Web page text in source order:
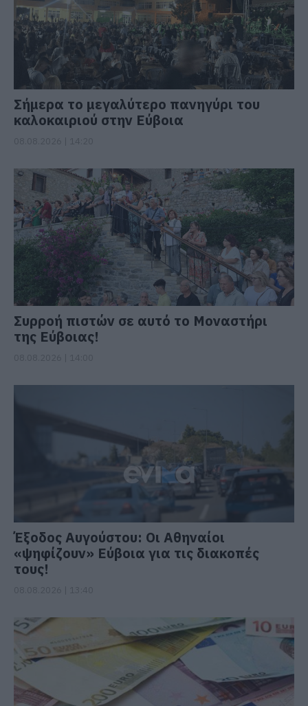
Σήμερα το μεγαλύτερο πανηγύρι του
καλοκαιριού στην Εύβοια
Συρροή πιστών σε αυτό το Μοναστήρι
της Εύβοιας!
Έξοδος Αυγούστου: Οι Αθηναίοι
«ψηφίζουν» Εύβοια για τις διακοπές
τους!